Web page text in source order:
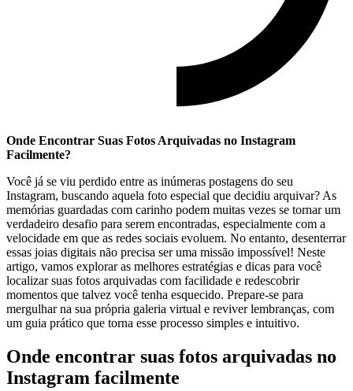
Onde Encontrar Suas‍ Fotos Arquivadas no‌ Instagram
Facilmente?
Você já ‌se viu perdido entre as inúmeras postagens ⁢do seu‍
Instagram, buscando aquela foto especial ‍que decidiu ‌arquivar? As
memórias guardadas com carinho ⁢podem muitas vezes se tornar um
⁢verdadeiro desafio para serem encontradas, especialmente com a
velocidade em que as redes sociais evoluem.‌ No entanto, desenterrar
‍essas ⁣joias‍ digitais ‌não⁣ precisa ser uma missão impossível! Neste
artigo,‌ vamos explorar⁢ as melhores estratégias e dicas para você
localizar​ suas‍ fotos ​arquivadas com ‌facilidade e redescobrir
momentos que talvez você tenha‌ esquecido. Prepare-se para
mergulhar na sua​ própria galeria ⁢virtual e ‌reviver lembranças,⁤ com⁤
um guia prático‍ que ⁣torna esse processo simples e ​intuitivo.
Onde encontrar suas fotos arquivadas no
Instagram facilmente